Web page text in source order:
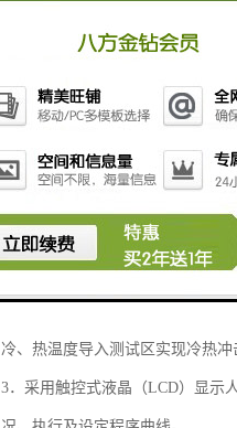
冷热冲击试验箱产品特性:
1．产品外形美观、结构合理、工
2．设备分为高温室、低温室、
冷、热温度导入测试区实现冷热冲
3．采用触控式液晶（LCD）显示